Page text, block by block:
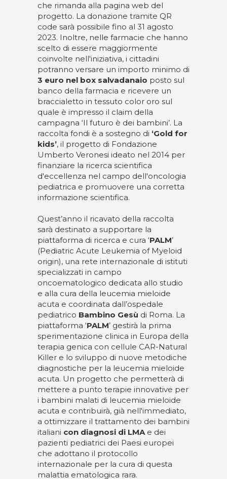
che rimanda alla pagina web del
progetto. La donazione tramite QR
code sarà possibile fino al 31 agosto
2023. Inoltre, nelle farmacie che hanno
scelto di essere maggiormente
coinvolte nell'iniziativa, i cittadini
potranno versare un importo minimo di
3 euro nel box salvadanaio posto sul
banco della farmacia e ricevere un
braccialetto in tessuto color oro sul
quale è impresso il claim della
campagna ‘Il futuro è dei bambini’. La
raccolta fondi è a sostegno di ‘Gold for
kids’, il progetto di Fondazione
Umberto Veronesi ideato nel 2014 per
finanziare la ricerca scientifica
d'eccellenza nel campo dell'oncologia
pediatrica e promuovere una corretta
informazione scientifica.
Quest’anno il ricavato della raccolta
sarà destinato a supportare la
piattaforma di ricerca e cura ‘PALM’
(Pediatric Acute Leukemia of Myeloid
origin), una rete internazionale di istituti
specializzati in campo
oncoematologico dedicata allo studio
e alla cura della leucemia mieloide
acuta e coordinata dall’ospedale
pediatrico Bambino Gesù di Roma. La
piattaforma ‘PALM’ gestirà la prima
sperimentazione clinica in Europa della
terapia genica con cellule CAR-Natural
Killer e lo sviluppo di nuove metodiche
diagnostiche per la leucemia mieloide
acuta. Un progetto che permetterà di
mettere a punto terapie innovative per
i bambini malati di leucemia mieloide
acuta e contribuirà, già nell'immediato,
a ottimizzare il trattamento dei bambini
italiani con diagnosi di LMAe dei
pazienti pediatrici dei Paesi europei
che adottano il protocollo
internazionale per la cura di questa
malattia ematologica rara.